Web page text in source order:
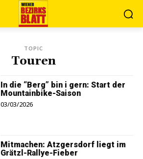
TOPIC
Touren
In die “Berg” bin i gern: Start der
Mountainbike-Saison
03/03/2026
Mitmachen: Atzgersdorf liegt im
Grätzl-Rallye-Fieber